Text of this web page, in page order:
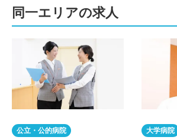
同一エリアの求人
公立・公的病院 大学病院